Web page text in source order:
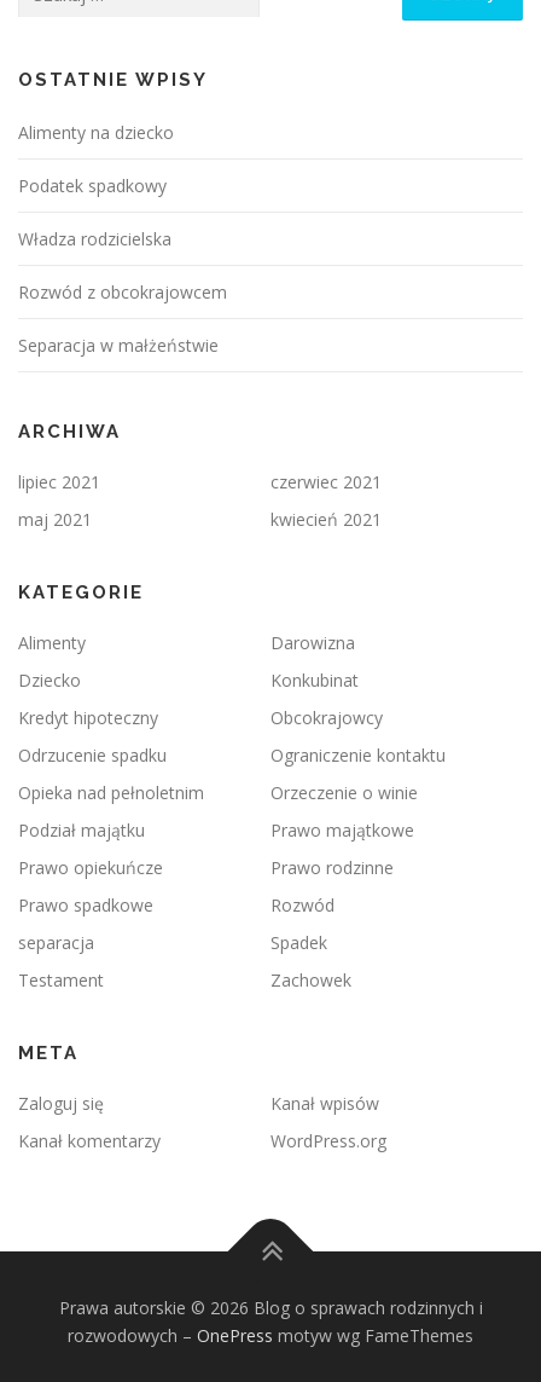
OSTATNIE WPISY
Alimenty na dziecko
Podatek spadkowy
Władza rodzicielska
Rozwód z obcokrajowcem
Separacja w małżeństwie
ARCHIWA
lipiec 2021
czerwiec 2021
maj 2021
kwiecień 2021
KATEGORIE
Alimenty
Darowizna
Dziecko
Konkubinat
Kredyt hipoteczny
Obcokrajowcy
Odrzucenie spadku
Ograniczenie kontaktu
Opieka nad pełnoletnim
Orzeczenie o winie
Podział majątku
Prawo majątkowe
Prawo opiekuńcze
Prawo rodzinne
Prawo spadkowe
Rozwód
separacja
Spadek
Testament
Zachowek
META
Zaloguj się
Kanał wpisów
Kanał komentarzy
WordPress.org
Prawa autorskie © 2026 Blog o sprawach rodzinnych i
rozwodowych – OnePress motyw wg FameThemes